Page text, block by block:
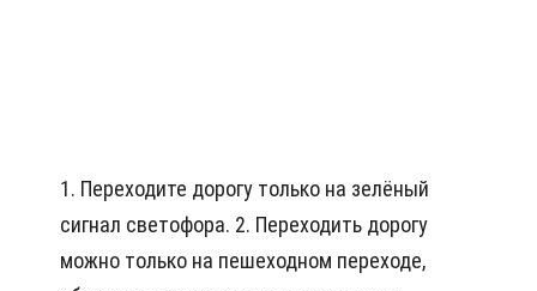
1. Переходите дорогу только на зелёный
сигнал светофора. 2. Переходить дорогу
можно только на пешеходном переходе,